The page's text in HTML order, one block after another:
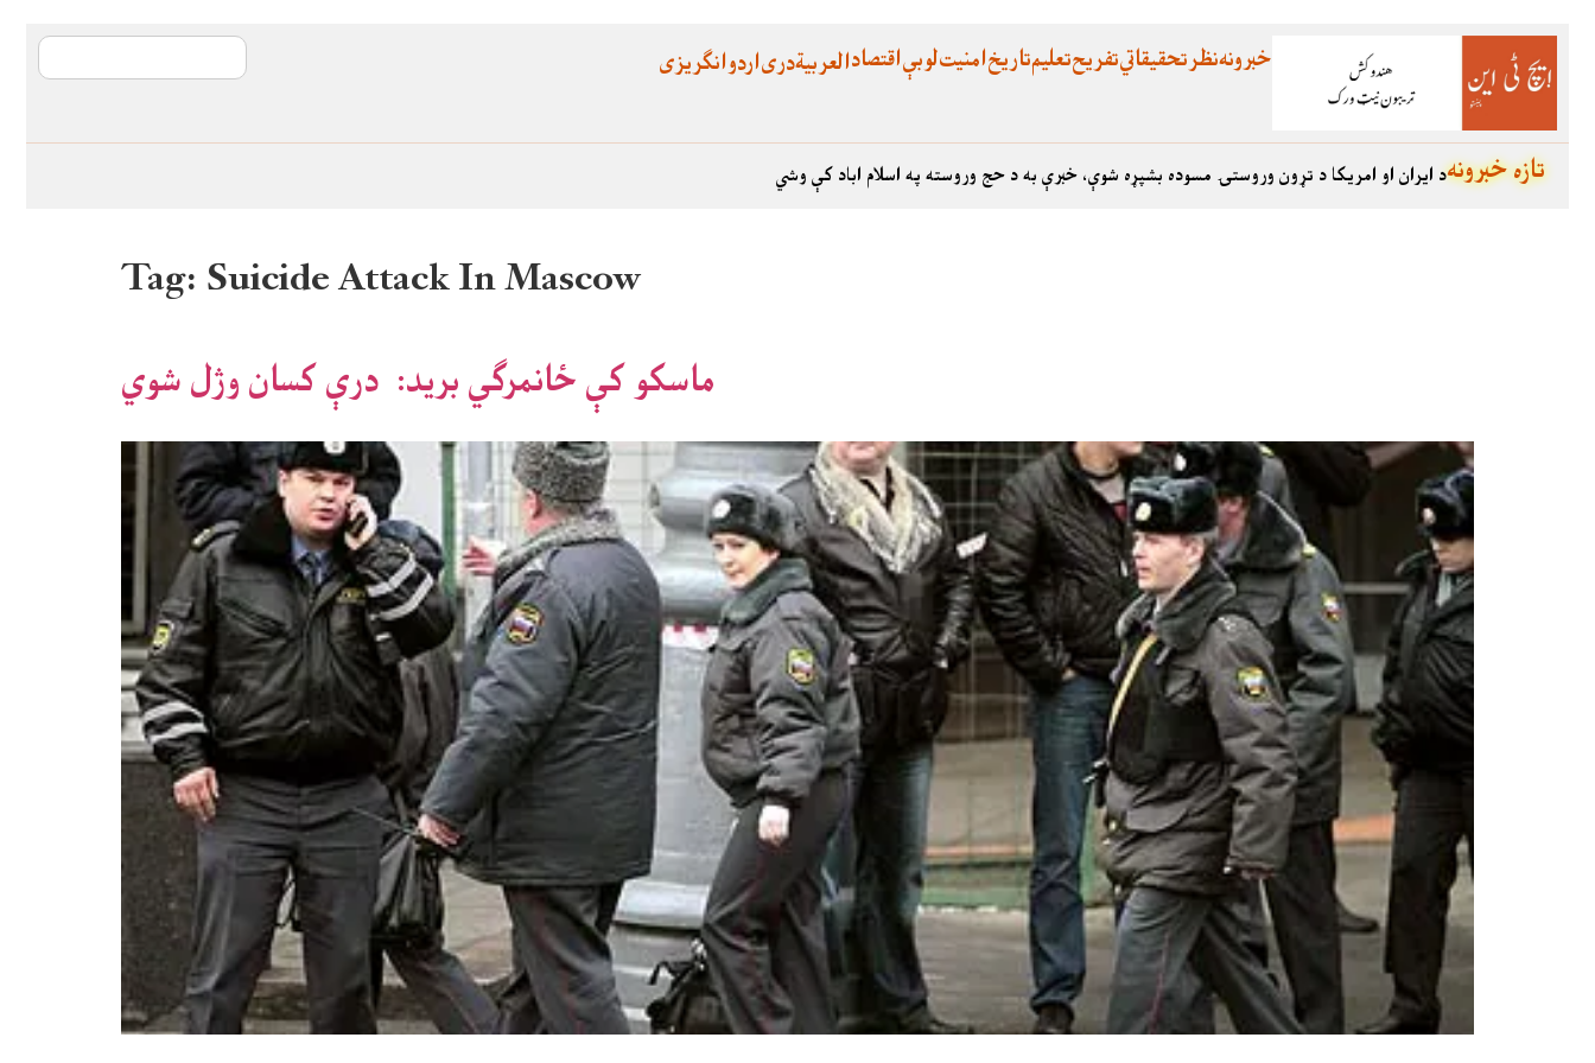
اقتصادلوبېامنیتتاریختعلیمتفریحتحقیقاتينظرخبرونه انگریزیاردودریالعربية
د ایران او امریکا د تړون وروستۍ مسوده بشپړه شوې، خبرې به د حج وروسته په اسلام اباد کې وشيتازه خبرونه
Tag:Suicide Attack In Mascow
ماسکو کې ځانمرګي بريد: درې کسان وژل شوي